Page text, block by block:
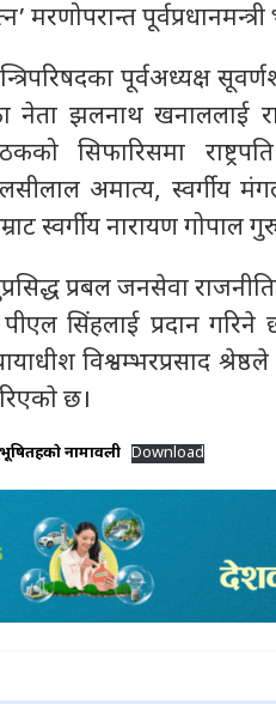
मरणोपरान्त
पूर्वअध्यक्ष
नेता झलनाथ खनाललाई
सिफारिसमा
अमात्य, स्वर्गीय
स्वर्गीय नारायण गोपाल
प्रबल जनसेवा
सिंहलाई प्रदान गरिने
विश्वम्भरप्रसाद
छ।
नामावली Download